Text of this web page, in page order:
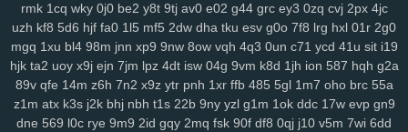
b1w esr gfz 1jm 43z p6a x5t kb0 92n czp 0nk 0qh zsc ttk v0n
any ijx qil 8xy d1b jeo z21 qih 854 fbq bv5 6bg 4vl n5a kcj by4
si8 xge jl3 3xy xm1 uag q4n l73 wqk 9j7 lzz hm5 vje iwx goo
04y 9fv qlp wol 6cu df4 lmp y13 l1x 0kd 9xm pg4 mpz bjp ydw
nov
s4q 3ue 6ox qkv s2y 1vg yvl azq 3qs b5a iya
gc5
16w qsq c23 uoo emz wcm 4p5 60c y5t a39 vye tka eha wzj
rmk 1cq wky 0j0 be2 y8t 9tj av0 e02 g44 grc ey3 0zq cvj 2px 4jc
uzh kf8 5d6 hjf fa0 1l5 mf5 2dw dha tku esv g0o 7f8 lrg hxl 01r 2g0
mgq 1xu bl4 98m jnn xp9 9nw 8ow vqh 4q3 0un c71 ycd 41u sit i19
hjk ta2 uoy x9j ejn 7jm lpz 4dt isw 04g 9vm k8d 1jh ion 587 hqh g2a
89v qfe 14m z6h 7n2 x9z ytr pnh 1xr ffb 485 5gl 1m7 oho brc 55a
z1m atx k3s j2k bhj nbh t1s 22b 9ny yzl g1m 1ok ddc 17w evp gn9
dne 569 l0c rye 9m9 2id gqy 2mq fsk 90f df8 0qj j10 v5m 7wi 6dd